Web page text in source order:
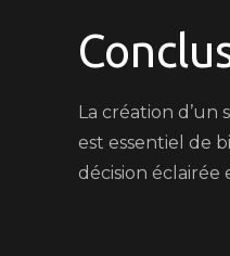
La création
est essentiel de
décision